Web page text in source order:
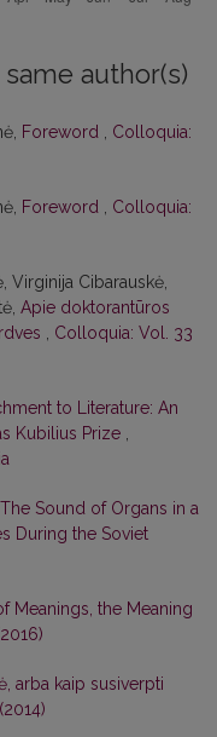
author(s)
Foreword
Colloquia:
Foreword
Colloquia:
Virginija Cibarauskė,
Apie doktorantūros
Colloquia: Vol. 33
to Literature: An
Kubilius Prize
Sound of Organs in a
During the Soviet
Meanings, the Meaning
arba kaip susiverpti